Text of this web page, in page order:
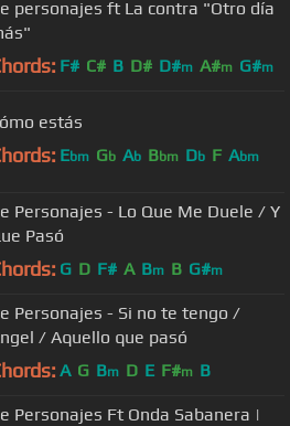
personajes ft La contra "Otro día
F# C# B D# D#m A#m G#m
estás
Ebm Gb Ab Bbm Db F Abm
Personajes - Lo Que Me Duele / Y
Pasó
G D F# A Bm B G#m
Personajes - Si no te tengo /
/ Aquello que pasó
A G Bm D E F#m B
Ft Onda Sabanera |